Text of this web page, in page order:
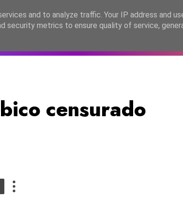
EASC2026 PORTUGAL LANÇAMENTOS
censurado
and to analyze traffic. Your IP address and
security metrics to ensure quality of service,